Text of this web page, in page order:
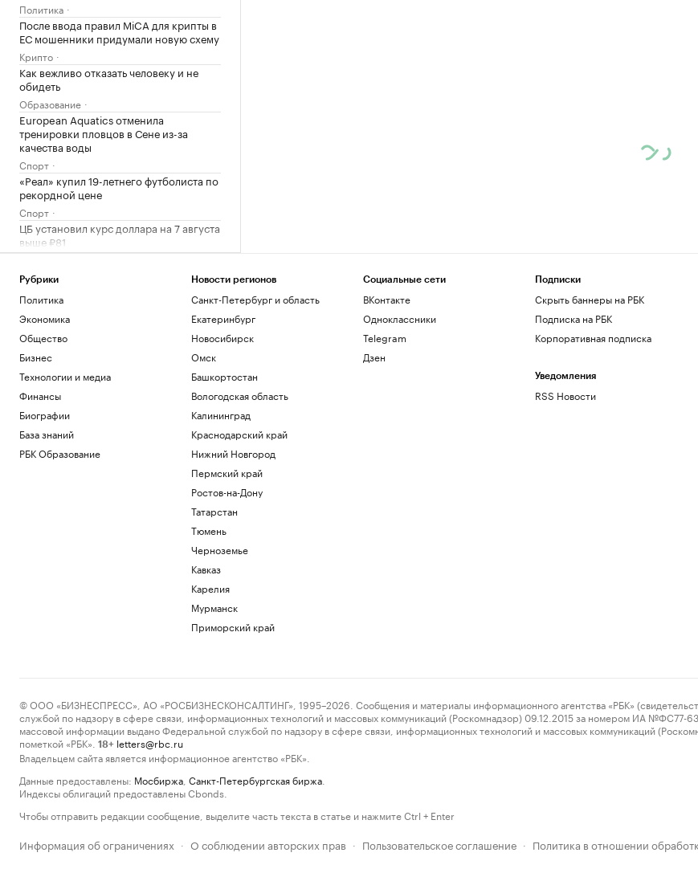
Политика
После ввода правил MiCA для крипты в
ЕС мошенники придумали новую схему
Крипто
Как вежливо отказать человеку и не
обидеть
Образование
European Aquatics отменила
тренировки пловцов в Сене из-за
качества воды
Спорт
«Реал» купил 19-летнего футболиста по
рекордной цене
Спорт
ЦБ установил курс доллара на 7 августа
выше ₽81
Курс евро на 06 августа
USD ЦБ: 81,41
Инвестиции
Рубрики
Политика
Экономика
Общество
Бизнес
Технологии и медиа
Финансы
Биографии
База знаний
РБК Образование
Новости регионов
Санкт-Петербург и область
Екатеринбург
Новосибирск
Омск
Башкортостан
Вологодская область
Калининград
Краснодарский край
Нижний Новгород
Пермский край
Ростов-на-Дону
Татарстан
Тюмень
Черноземье
Кавказ
Карелия
Мурманск
Приморский край
Социальные сети
ВКонтакте
Одноклассники
Telegram
Дзен
Подписки
Скрыть баннеры на РБК
Подписка на РБК
Корпоративная подписка
Уведомления
RSS Новости
© ООО «БИЗНЕСПРЕСС», АО «РОСБИЗНЕСКОНСАЛТИНГ», 1995–2026. Сообщения и материалы информационного агентства «РБК»
службой по надзору в сфере связи, информационных технологий и массовых коммуникаций (Роскомнадзор) 09.12.2015 за номером ИА №ФС77-
массовой информации выдано Федеральной службой по надзору в сфере связи, информационных технологий и массовых коммуникаций
пометкой «РБК».
18+ letters@rbc.ru
Владельцем сайта является информационное агентство «РБК».
Данные предоставлены: Мосбиржа Санкт-Петербургская биржа
Индексы облигаций предоставлены Cbonds.
Чтобы отправить редакции сообщение, выделите часть текста в статье и нажмите Ctrl + Enter
Информация об ограничениях · О соблюдении авторских прав · Пользовательское соглашение · Политика в отношении